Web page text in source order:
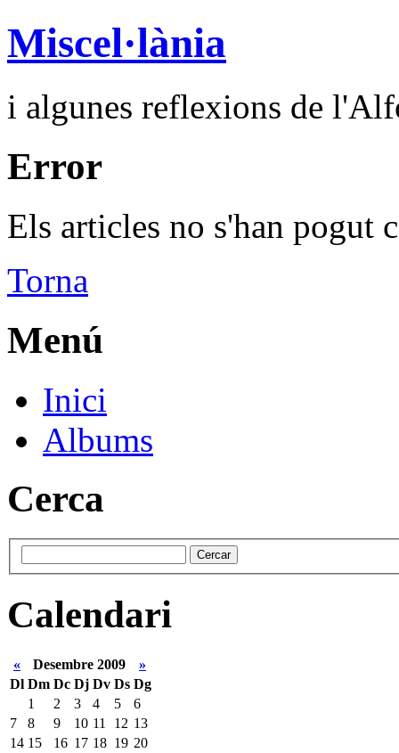
Miscel·lània
i algunes reflexions de
Error
Els articles no s'han pogut
Torna
Menú
Inici
Albums
Cerca
Calendari
« Desembre 2009
»
Dl Dm Dc Dj Dv Ds Dg
1
2 3 4 5
6
7
8 9 10 11 12 13
14 15 16 17 18 19 20